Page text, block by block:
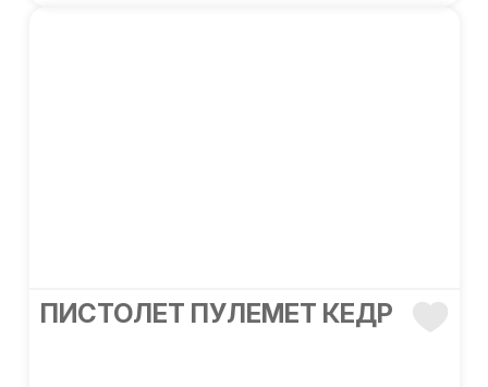
ПИСТОЛЕТ ПУЛЕМЕТ КЕДР